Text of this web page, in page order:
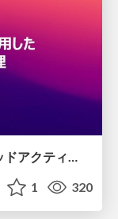
AWS Systems Managerのハイブリッドアクティベーションを使用したガバメントクラウド環境の統合管理
1 320